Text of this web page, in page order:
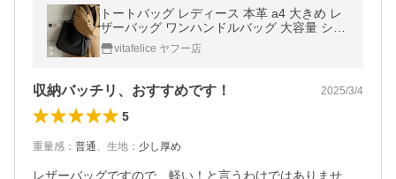
トートバッグ レディース 本革 a4 大きめ レ
ザーバッグ ワンハンドルバッグ 大容量 シュ
リンクレザー 肩掛け おしゃれ 通勤 通学 sib-
20002n aroco/アロコ
vitafelice ヤフー店
収納バッチリ、おすすめです！ 2025/3/4
5
重量感 ： 普通、 生地 ： 少し厚め
レザーバッグですので、軽い！と言うわけではありませ